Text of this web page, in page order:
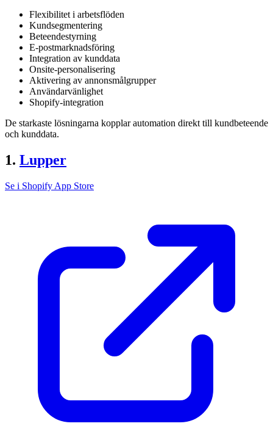
Flexibilitet i arbetsflöden
Kundsegmentering
Beteendestyrning
E-postmarknadsföring
Integration av kunddata
Onsite-personalisering
Aktivering av annonsmålgrupper
Användarvänlighet
Shopify-integration
De starkaste lösningarna kopplar automation direkt till kundbeteende
och kunddata.
1. Lupper
Se i Shopify App Store